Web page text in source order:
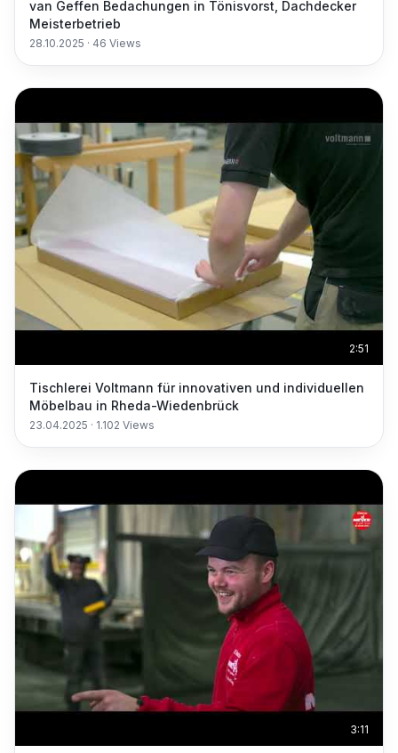
van Geffen Bedachungen in Tönisvorst, Dachdecker
Meisterbetrieb
28.10.2025 · 46 Views
2:51
Tischlerei Voltmann für innovativen und individuellen
Möbelbau in Rheda-Wiedenbrück
23.04.2025 · 1.102 Views
3:11